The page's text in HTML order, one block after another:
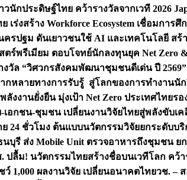
นักประดิษฐ์ไทย คว้ารางวัลจากเวที 2026
ร่งสร้าง Workforce Ecosystem เชื่อมการ
รปฐม ดันเยาวชนใช้ AI และเทคโนโลยี สร้
ร์พรีเมียม ตอบโจทย์นักลงทุนยุค Net Zero
วัล “วิศวกรสังคมพัฒนาชุมชนดีเด่น ปี
กหลายทางการรับรู้ สู่โลกของการทำงานนัก
งานยั่งยืน มุ่งเป้า Net Zero ประเทศไทยรอ
-เอกชน-ชุมชน เปลี่ยนงานวิจัยไทยสู่พลังขับเ
24 ชั่วโมง ต้นแบบนวัตกรรมวิจัยยกระดับบ
บุรี ส่ง Mobile Unit ตรวจอาหารถึงชุมชน
ปลื้ม! นวัตกรรมไทยสร้างชื่อบนเวทีโลก คว้า
ชว์ 1,000 ผลงานวิจัย เปลี่ยนอนาคตไทยวช. –